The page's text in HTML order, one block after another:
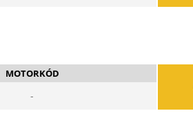
MOTORKÓD
-